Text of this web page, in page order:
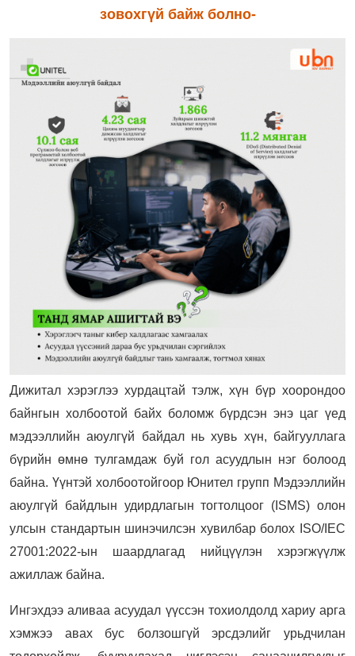
зовохгүй байж болно-
Дижитал хэрэглээ хурдацтай тэлж, хүн бүр хоорондоо
байнгын холбоотой байх боломж бүрдсэн энэ цаг үед
мэдээллийн аюулгүй байдал нь хувь хүн, байгууллага
бүрийн өмнө тулгамдаж буй гол асуудлын нэг болоод
байна. Үүнтэй холбоотойгоор Юнител групп Мэдээллийн
аюулгүй байдлын удирдлагын тогтолцоог (ISMS) олон
улсын стандартын шинэчилсэн хувилбар болох ISO/IEC
27001:2022-ын шаардлагад нийцүүлэн хэрэгжүүлж
ажиллаж байна.
Ингэхдээ аливаа асуудал үүссэн тохиолдолд хариу арга
хэмжээ авах бус болзошгүй эрсдэлийг урьдчилан